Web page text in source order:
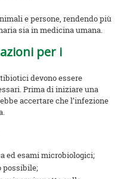
e persone, rendendo più
sia in medicina umana.
per i
devono essere
Prima di iniziare una
accertare che l’infezione
ed esami microbiologici;
possibile;